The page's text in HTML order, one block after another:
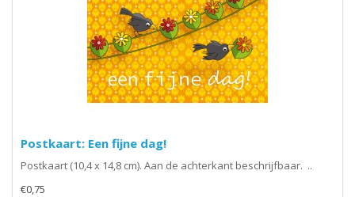
Postkaart: Een fijne dag!
Postkaart (10,4 x 14,8 cm). Aan de achterkant beschrijfbaar. ..
€0,75